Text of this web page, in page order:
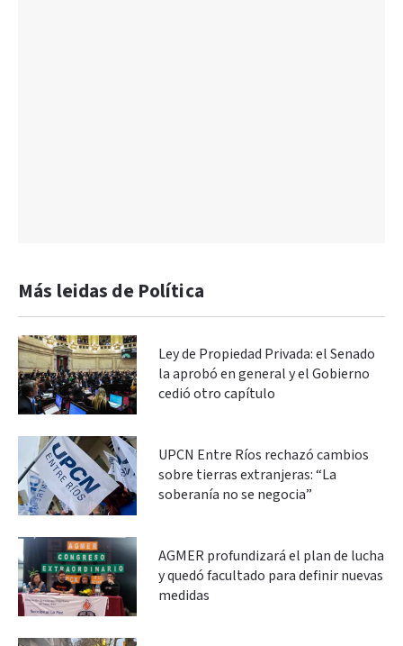
Más leidas de Política
Ley de Propiedad Privada: el Senado
la aprobó en general y el Gobierno
cedió otro capítulo
UPCN Entre Ríos rechazó cambios
sobre tierras extranjeras: “La
soberanía no se negocia”
AGMER profundizará el plan de lucha
y quedó facultado para definir nuevas
medidas